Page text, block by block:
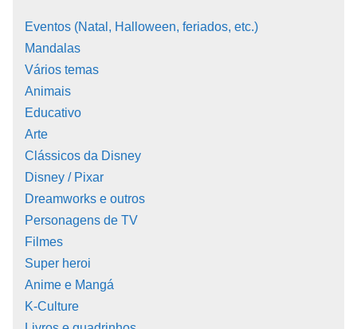
Eventos (Natal, Halloween, feriados, etc.)
Mandalas
Vários temas
Animais
Educativo
Arte
Clássicos da Disney
Disney / Pixar
Dreamworks e outros
Personagens de TV
Filmes
Super heroi
Anime e Mangá
K-Culture